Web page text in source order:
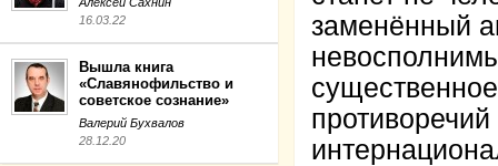
16.03.22
Вышла книга
«Славянофильство и
советское сознание»
Валерий Бухвалов
28.12.20
заменённый